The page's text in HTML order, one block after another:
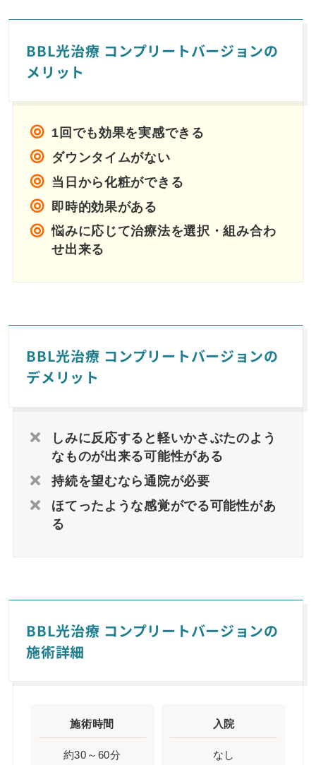
BBL光治療 コンプリートバージョンの
メリット
1回でも効果を実感できる
ダウンタイムがない
当日から化粧ができる
即時的効果がある
悩みに応じて治療法を選択・組み合わ
せ出来る
BBL光治療 コンプリートバージョンの
デメリット
しみに反応すると軽いかさぶたのよう
なものが出来る可能性がある
持続を望むなら通院が必要
ほてったような感覚がでる可能性があ
る
BBL光治療 コンプリートバージョンの
施術詳細
施術時間
約30～60分
入院
なし